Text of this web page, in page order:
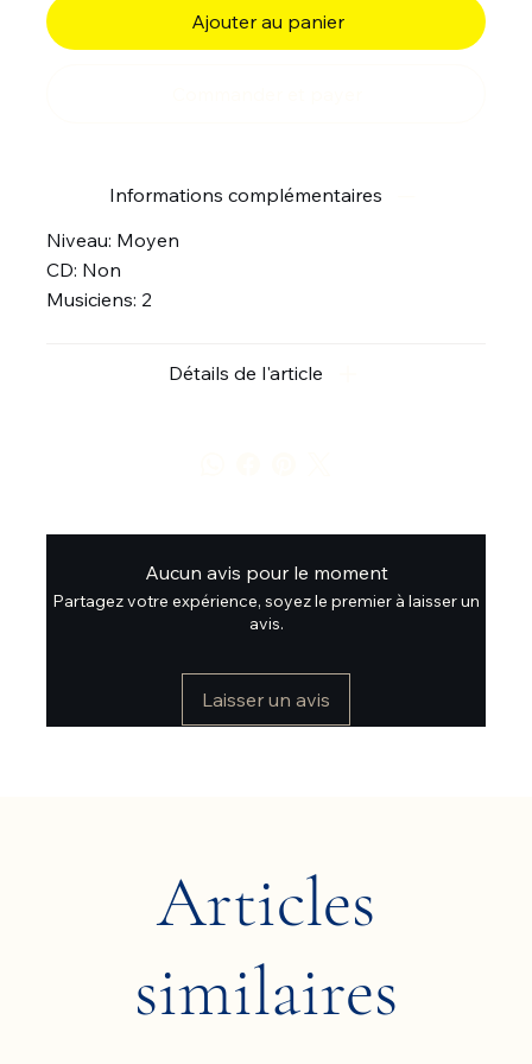
Ajouter au panier
Informations complémentaires
Niveau: Moyen
CD: Non
Musiciens: 2
Détails de l'article
Aucun avis pour le moment
Partagez votre expérience, soyez le premier à laisser un
avis.
Laisser un avis
Articles
similaires